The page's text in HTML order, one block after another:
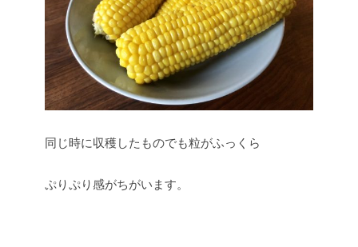
同じ時に収穫したものでも粒がふっくら
ぷりぷり感がちがいます。